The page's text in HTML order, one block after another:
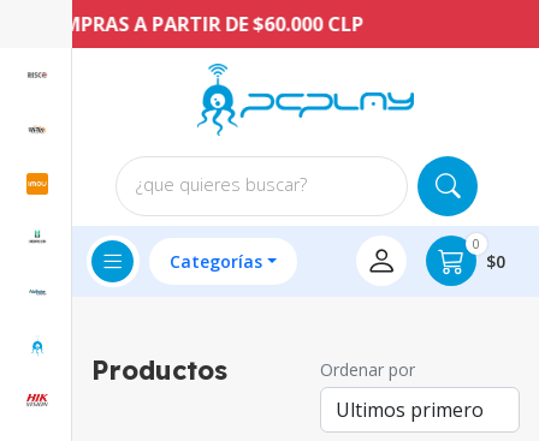
A PARTIR DE $60.000 CLP
¿que quieres buscar?
Categorías
0
$0
Productos Ordenar por